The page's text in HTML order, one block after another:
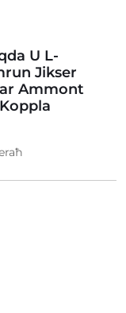
U L-
Jikser
Ammont